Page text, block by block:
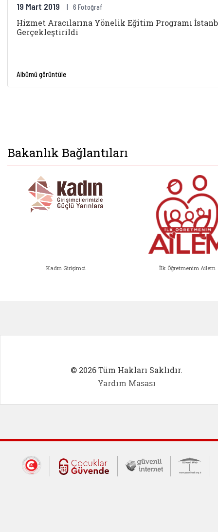
19 Mart 2019 6 Fotoğraf
Hizmet Aracılarına Yönelik Eğitim Programı
Gerçekleştirildi
Albümü görüntüle
Bakanlık Bağlantıları
Kadın Girişimci İlk Öğretmenim Ailem
© 2026 Tüm Hakları Saklıdır.
Yardım Masası
Dış Bağlantılar
Cumhurbaşkanlığı İletişim Merkezi
Çocuklar Güvende (yeni
Güvenli